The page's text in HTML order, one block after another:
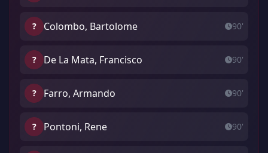
? Colombo, Bartolome 90'
? De La Mata, Francisco 90'
? Farro, Armando 90'
? Pontoni, Rene 90'